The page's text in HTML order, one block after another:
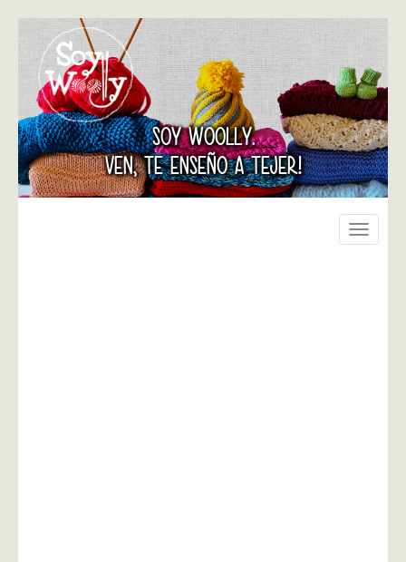
SOY WOOLLY.
VEN, TE ENSEÑO A TEJER!
Toggle